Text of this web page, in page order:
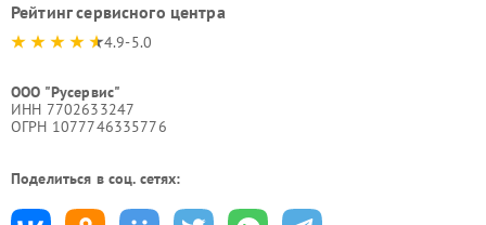
Рейтинг сервисного центра
4.9-5.0
ООО "Русервис"
ИНН 7702633247
ОГРН 1077746335776
Поделиться в соц. сетях: